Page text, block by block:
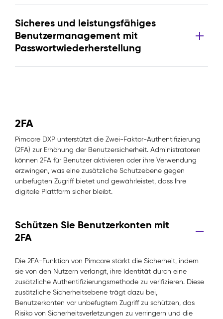
Sicheres und leistungsfähiges
Benutzermanagement mit
Passwortwiederherstellung
2FA
Pimcore DXP unterstützt die Zwei-Faktor-Authentifizierung
(2FA) zur Erhöhung der Benutzersicherheit. Administratoren
können 2FA für Benutzer aktivieren oder ihre Verwendung
erzwingen, was eine zusätzliche Schutzebene gegen
unbefugten Zugriff bietet und gewährleistet, dass Ihre
digitale Plattform sicher bleibt.
Schützen Sie Benutzerkonten mit
2FA
Die 2FA-Funktion von Pimcore stärkt die Sicherheit, indem
sie von den Nutzern verlangt, ihre Identität durch eine
zusätzliche Authentifizierungsmethode zu verifizieren. Diese
zusätzliche Sicherheitsebene trägt dazu bei,
Benutzerkonten vor unbefugtem Zugriff zu schützen, das
Risiko von Sicherheitsverletzungen zu verringern und die